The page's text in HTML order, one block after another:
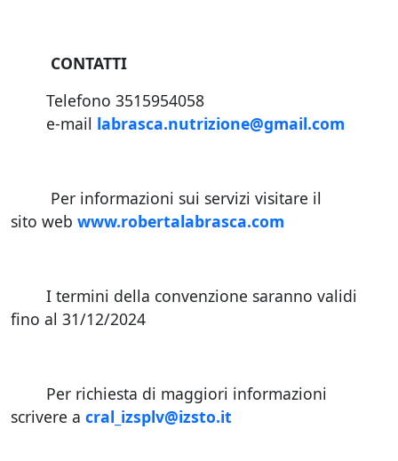
CONTATTI
Telefono 3515954058
e-mail labrasca.nutrizione@gmail.com
Per informazioni sui servizi visitare il
sito web www.robertalabrasca.com
I termini della convenzione saranno validi
fino al 31/12/2024
Per richiesta di maggiori informazioni
scrivere a cral_izsplv@izsto.it